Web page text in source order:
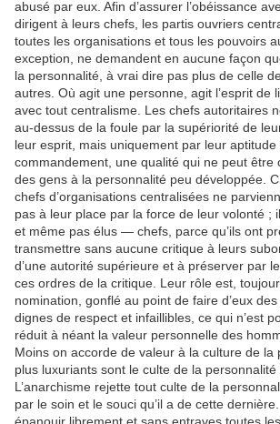
abusé par eux. Afin d’assurer l’obéissance
dirigent à leurs chefs, les partis ouvriers
toutes les organisations et tous les pouvoirs
exception, ne demandent en aucune façon
la personnalité, à vrai dire pas plus de celle
autres. Où agit une personne, agit l’esprit de
avec tout centralisme. Les chefs autoritaires
au-dessus de la foule par la supériorité de
leur esprit, mais uniquement par leur aptitude
commandement, une qualité qui ne peut être
des gens à la personnalité peu développée.
chefs d’organisations centralisées ne
pas à leur place par la force de leur volonté
et même pas élus — chefs, parce qu’ils ont
transmettre sans aucune critique à leurs
d’une autorité supérieure et à préserver par
ces ordres de la critique. Leur rôle est,
nomination, gonflé au point de faire d’eux
dignes de respect et infaillibles, ce qui n’est
réduit à néant la valeur personnelle des
Moins on accorde de valeur à la culture de la
plus luxuriants sont le culte de la personnalité
L’anarchisme rejette tout culte de la
par le soin et le souci qu’il a de cette